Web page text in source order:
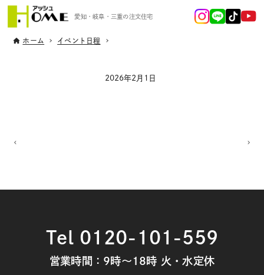
愛知・岐阜・三重の注文住宅
ホーム イベント日程
2026年2月1日
Tel 0120-101-559
営業時間：9時～18時 火・水定休